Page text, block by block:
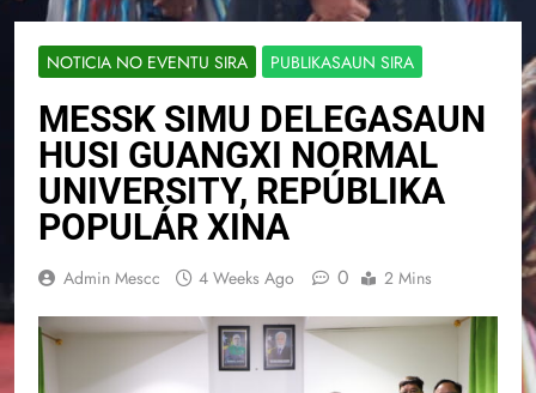
NOTICIA NO EVENTU SIRA PUBLIKASAUN SIRA
MESSK SIMU DELEGASAUN
HUSI GUANGXI NORMAL
UNIVERSITY, REPÚBLIKA
POPULÁR XINA
Admin Mescc 4 Weeks Ago 0 2 Mins